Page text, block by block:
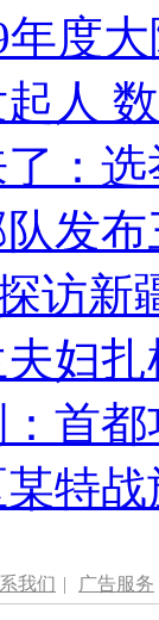
度
人
：
发
访新
夫妇
首
特
我们 | 广告服务